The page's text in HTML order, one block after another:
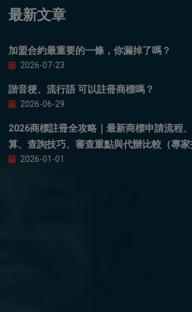
最新文章
加盟合約最重要的一條，你漏掉了嗎？
2026-07-23
諧音梗、流行語 可以註冊商標嗎？
2026-06-29
2026商標註冊全攻略｜最新商標申請流程
算、查詢技巧、審查重點與代辦比較（專家
2026-01-01